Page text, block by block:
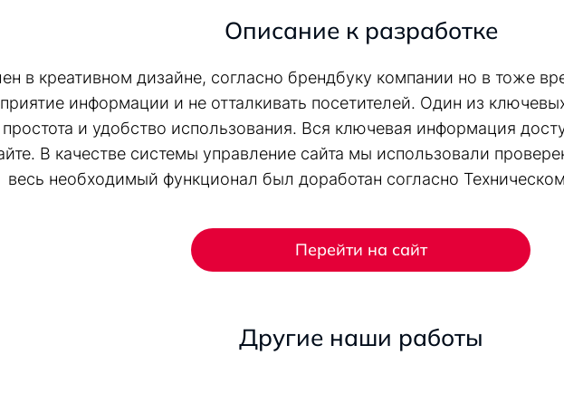
Описание к разработке
в креативном дизайне, согласно брендбуку компании но в тоже
информации и не отталкивать посетителей. Один из
и удобство использования. Вся ключевая информация
В качестве системы управление сайта мы использовали
весь необходимый функционал был доработан согласно
Перейти на сайт
Другие наши работы